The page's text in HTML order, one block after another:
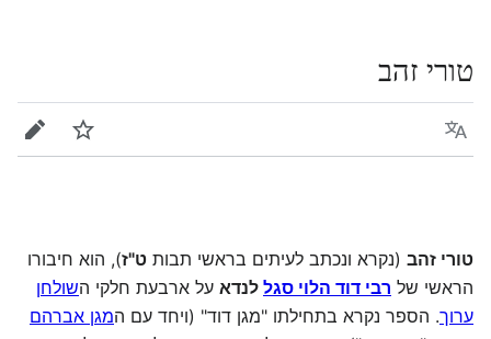
טורי זהב
שפה מעקב
טורי זהב (נקרא ונכתב לעיתים בראשי תבות ט"ז), הוא חיבורו
הראשי של רבי דוד הלוי סגל לנדא על ארבעת חלקי השולחן
ערוך. הספר נקרא בתחילתו "מגן דוד" (ויחד עם המגן אברהם